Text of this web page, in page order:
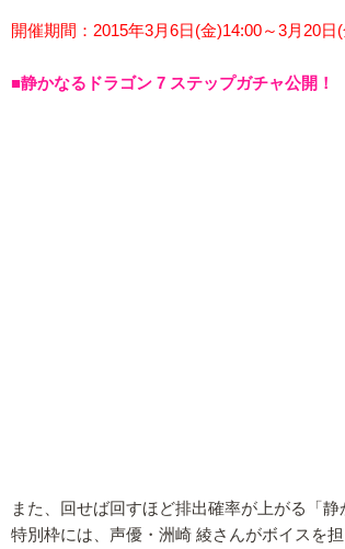
開催期間：2015年3月6日(金)14:00～3月20日
■静かなるドラゴン 7 ステップガチャ公開！
また、回せば回すほど排出確率が上がる「
特別枠には、声優・洲崎 綾さんがボイスを